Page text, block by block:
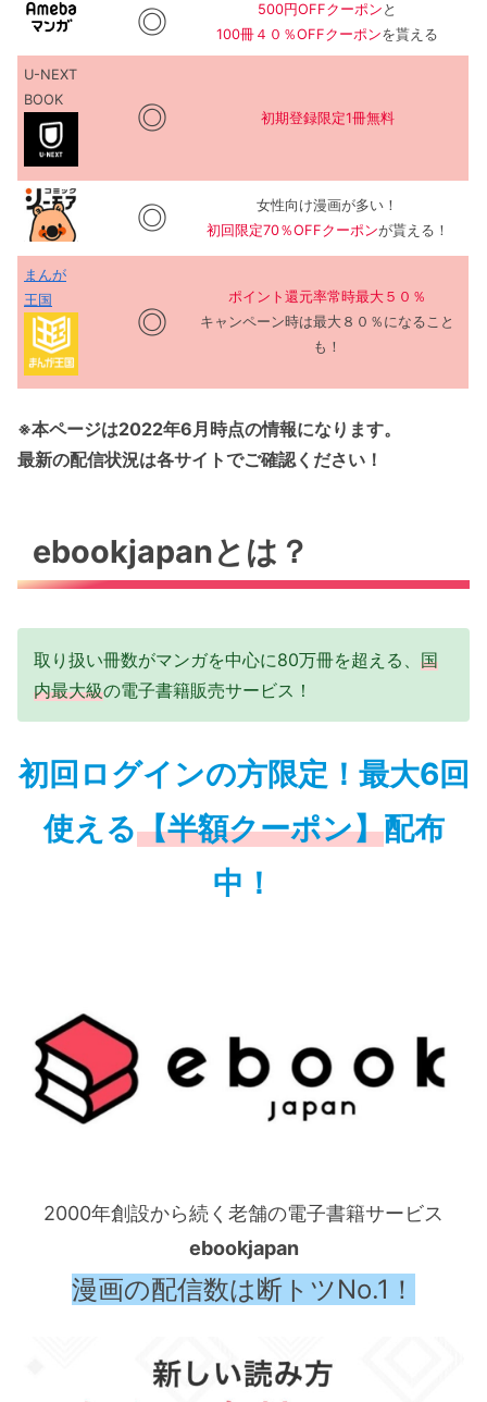
◎ 500円OFFクーポン と
100冊４０％OFFクーポンを貰える
U-NEXT
BOOK
◎ 初期登録限定1冊無料
◎
女性向け漫画が多い！
初回限定70％OFFクーポンが貰える！
まんが
王国
◎
ポイント還元率常時最大５０％
キャンペーン時は最大８０％になること
も！
※本ページは2022年6月時点の情報になります。
最新の配信状況は各サイトでご確認ください！
ebookjapanとは？
取り扱い冊数がマンガを中心に80万冊を超える、 国
内最大級の電子書籍販売サービス！
初回ログインの方限定！最大6回
使える【半額クーポン】配布
中！
2000年創設から続く老舗の電子書籍サービス
ebookjapan
漫画の配信数は断トツNo.1！